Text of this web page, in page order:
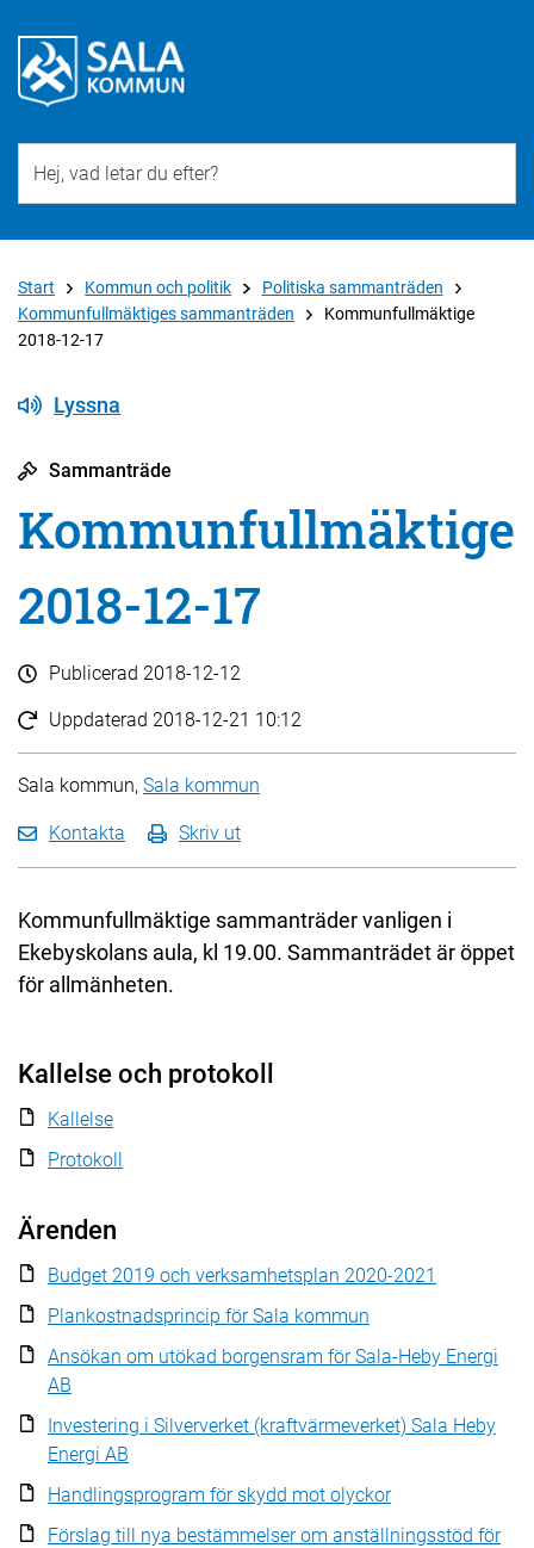
Start Kommun och politik
Politiska sammanträden
Kommunfullmäktiges sammanträden
Kommunfullmäktige
2018-12-17
Lyssna
Sammanträde
Kommunfullmäktige
2018-12-17
Publicerad 2018-12-12
Uppdaterad 2018-12-21 10:12
Sala kommun, Sala kommun
Kontakta Skriv ut
Kommunfullmäktige sammanträder vanligen i
Ekebyskolans aula, kl 19.00. Sammanträdet är öppet
för allmänheten.
Kallelse och protokoll
Kallelse
Protokoll
Ärenden
Budget 2019 och verksamhetsplan 2020-2021
Plankostnadsprincip för Sala kommun
Ansökan om utökad borgensram för Sala-Heby Energi
AB
Investering i Silververket (kraftvärmeverket) Sala Heby
Energi AB
Handlingsprogram för skydd mot olyckor
Förslag till nya bestämmelser om anställningsstöd för